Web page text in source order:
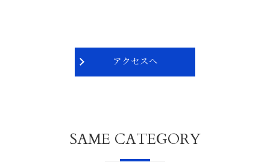
アクセスへ
SAME CATEGORY